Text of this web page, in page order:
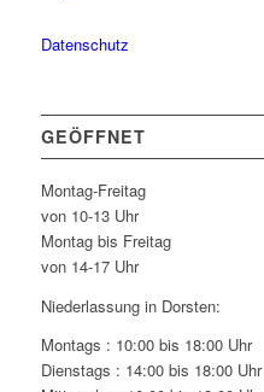
Datenschutz
GEÖFFNET
Montag-Freitag
von 10-13 Uhr
Montag bis Freitag
von 14-17 Uhr
Niederlassung in Dorsten:
Montags : 10:00 bis 18:00 Uhr
Dienstags : 14:00 bis 18:00 Uhr